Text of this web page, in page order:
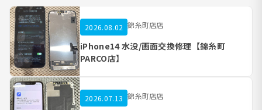
2026.08.02 錦糸町店店
iPhone14 水没/画面交換修理【錦糸町
PARCO店】
2026.07.13 錦糸町店店